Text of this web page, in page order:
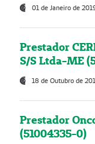
01 de Janeiro de
Prestador
S/S Ltda-ME
18 de Outubro de
Prestador
(51004335-0)